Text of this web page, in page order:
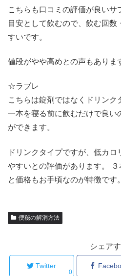
こちらも口コミの評価が良いサ
目安として飲むので、飲む回
すいです。
値段がやや高めとの声もありま
☆ラブレ
こちらは錠剤ではなくドリンク
一本を寝る前に飲むだけで良い
ができます。
ドリンクタイプですが、低カ
やすいとの評価があります。
と価格もお手頃なのが特徴です。
便秘の解消方法
シェア
Twitter
0